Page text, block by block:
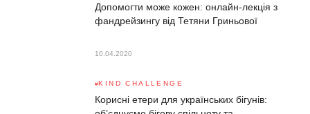
Допомогти може кожен: онлайн-лекція з
фандрейзингу від Тетяни Гриньової
10.04.2020
KIND CHALLENGE
Корисні етери для українських бігунів: